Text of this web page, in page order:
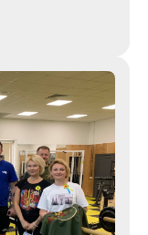
яка у